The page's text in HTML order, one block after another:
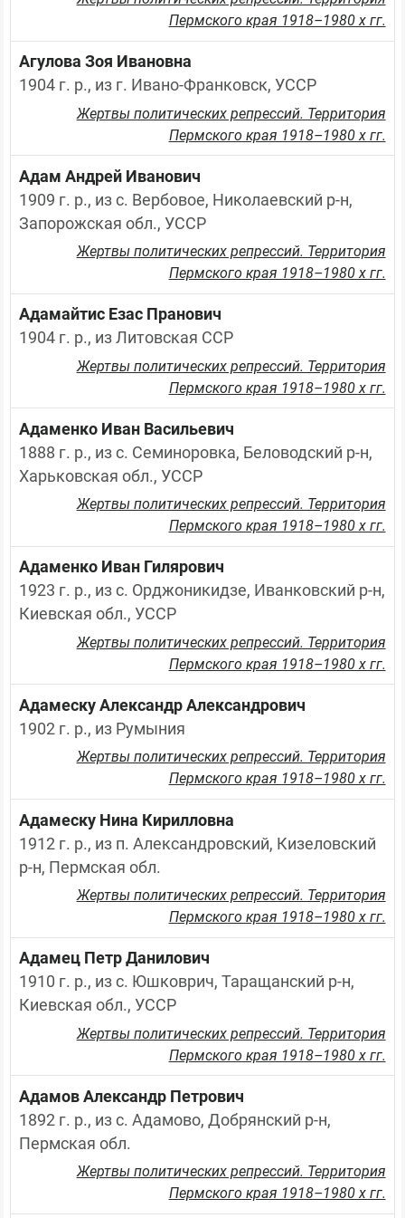
Пермского края 1918–1980 х гг.
Агулова Зоя Ивановна
1904 г. р., из г. Ивано-Франковск, УССР
Жертвы политических репрессий. Территория
Пермского края 1918–1980 х гг.
Адам Андрей Иванович
1909 г. р., из с. Вербовое, Николаевский р-н,
Запорожская обл., УССР
Жертвы политических репрессий. Территория
Пермского края 1918–1980 х гг.
Адамайтис Езас Пранович
1904 г. р., из Литовская ССР
Жертвы политических репрессий. Территория
Пермского края 1918–1980 х гг.
Адаменко Иван Васильевич
1888 г. р., из с. Семиноровка, Беловодский р-н,
Харьковская обл., УССР
Жертвы политических репрессий. Территория
Пермского края 1918–1980 х гг.
Адаменко Иван Гилярович
1923 г. р., из с. Орджоникидзе, Иванковский р-н,
Киевская обл., УССР
Жертвы политических репрессий. Территория
Пермского края 1918–1980 х гг.
Адамеску Александр Александрович
1902 г. р., из Румыния
Жертвы политических репрессий. Территория
Пермского края 1918–1980 х гг.
Адамеску Нина Кирилловна
1912 г. р., из п. Александровский, Кизеловский
р-н, Пермская обл.
Жертвы политических репрессий. Территория
Пермского края 1918–1980 х гг.
Адамец Петр Данилович
1910 г. р., из с. Юшковрич, Таращанский р-н,
Киевская обл., УССР
Жертвы политических репрессий. Территория
Пермского края 1918–1980 х гг.
Адамов Александр Петрович
1892 г. р., из с. Адамово, Добрянский р-н,
Пермская обл.
Жертвы политических репрессий. Территория
Пермского края 1918–1980 х гг.